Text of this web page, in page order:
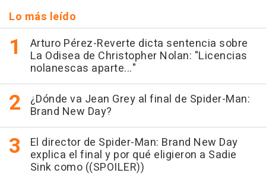
Lo más leído
Arturo Pérez-Reverte dicta sentencia sobre
La Odisea de Christopher Nolan: "Licencias
nolanescas aparte..."
¿Dónde va Jean Grey al final de Spider-Man:
Brand New Day?
El director de Spider-Man: Brand New Day
explica el final y por qué eligieron a Sadie
Sink como ((SPOILER))